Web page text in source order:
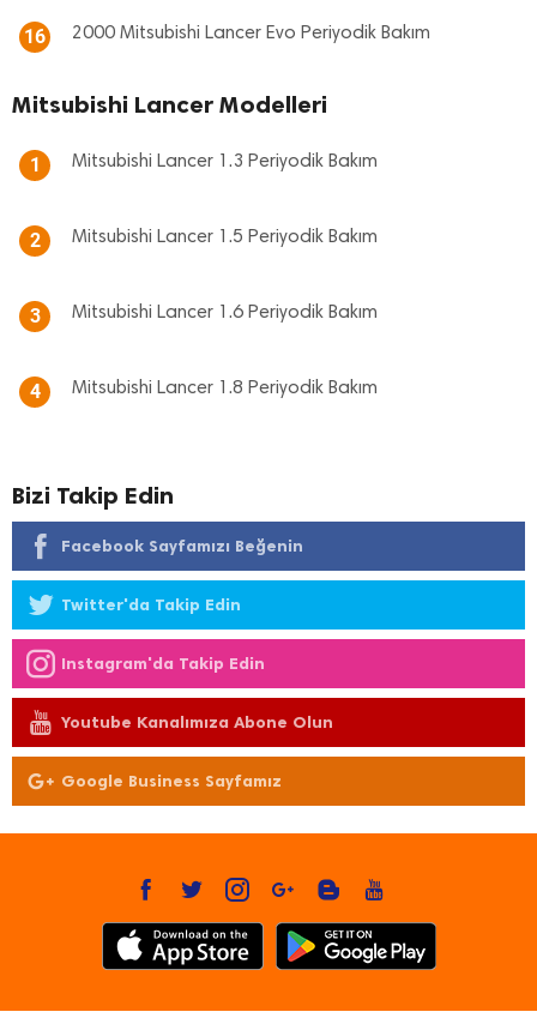
16 2000 Mitsubishi Lancer Evo Periyodik Bakım
Mitsubishi Lancer Modelleri
1 Mitsubishi Lancer 1.3 Periyodik Bakım
2 Mitsubishi Lancer 1.5 Periyodik Bakım
3 Mitsubishi Lancer 1.6 Periyodik Bakım
4 Mitsubishi Lancer 1.8 Periyodik Bakım
Bizi Takip Edin
Facebook Sayfamızı Beğenin
Twitter'da Takip Edin
Instagram'da Takip Edin
Youtube Kanalımıza Abone Olun
Google Business Sayfamız